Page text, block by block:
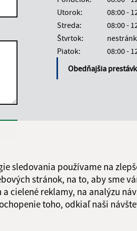
sledovania používame na
stránok, na to, aby sme
cielené reklamy, na analýzu
toho, odkiaľ naši
Utorok:
08:00 -
Streda:
08:00 -
Štvrtok:
Piatok:
08:00 -
Obedňajšia